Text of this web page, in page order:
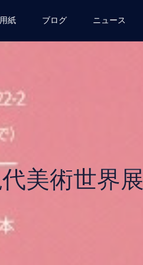
紙 ブログ ニュース
美術世界展